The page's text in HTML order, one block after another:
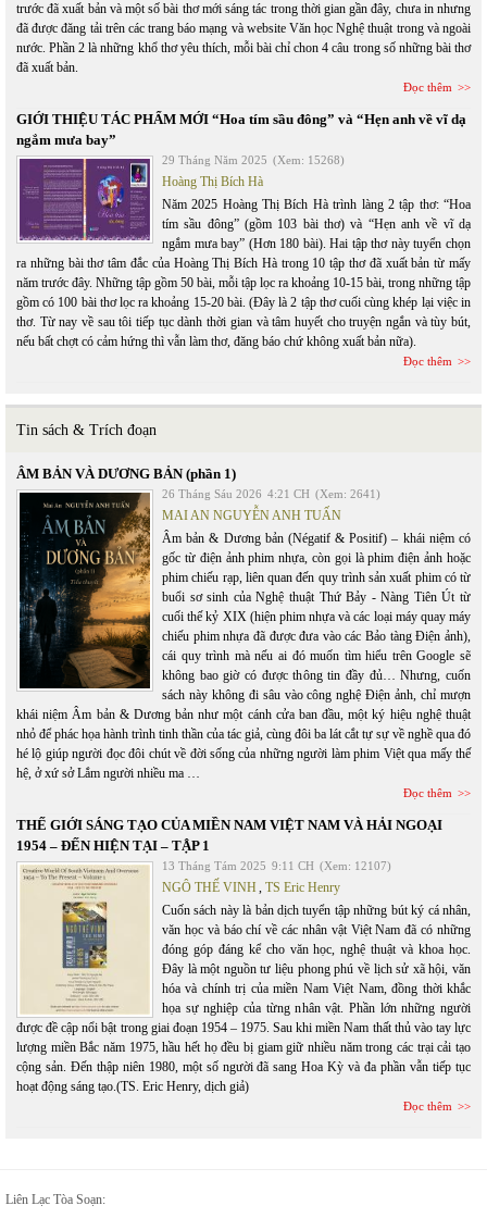
trước đã xuất bản và một số bài thơ mới sáng tác trong thời gian gần đây, chưa in nhưng
đã được đăng tải trên các trang báo mạng và website Văn học Nghệ thuật trong và ngoài
nước. Phần 2 là những khổ thơ yêu thích, mỗi bài chỉ chon 4 câu trong số những bài thơ
đã xuất bản.
Đọc thêm
GIỚI THIỆU TÁC PHẨM MỚI “Hoa tím sầu đông” và “Hẹn anh về vĩ dạ
ngắm mưa bay”
29 Tháng Năm 2025 (Xem: 15268)
Hoàng Thị Bích Hà
Năm 2025 Hoàng Thị Bích Hà trình làng 2 tập thơ: “Hoa
tím sầu đông” (gồm 103 bài thơ) và “Hẹn anh về vĩ dạ
ngắm mưa bay” (Hơn 180 bài). Hai tập thơ này tuyển chọn
ra những bài thơ tâm đắc của Hoàng Thị Bích Hà trong 10 tập thơ đã xuất bản từ mấy
năm trước đây. Những tập gồm 50 bài, mỗi tập lọc ra khoảng 10-15 bài, trong những tập
gồm có 100 bài thơ lọc ra khoảng 15-20 bài. (Đây là 2 tập thơ cuối cùng khép lại việc in
thơ. Từ nay về sau tôi tiếp tục dành thời gian và tâm huyết cho truyện ngắn và tùy bút,
nếu bất chợt có cảm hứng thì vẫn làm thơ, đăng báo chứ không xuất bản nữa).
Đọc thêm
Tin sách & Trích đoạn
ÂM BẢN VÀ DƯƠNG BẢN (phần 1)
26 Tháng Sáu 2026 4:21 CH (Xem: 2641)
MAI AN NGUYỄN ANH TUẤN
Âm bản & Dương bản (Négatif & Positif) – khái niệm có
gốc từ điện ảnh phim nhựa, còn gọi là phim điện ảnh hoặc
phim chiếu rạp, liên quan đến quy trình sản xuất phim có từ
buổi sơ sinh của Nghệ thuật Thứ Bảy - Nàng Tiên Út từ
cuối thế kỷ XIX (hiện phim nhựa và các loại máy quay máy
chiếu phim nhựa đã được đưa vào các Bảo tàng Điện ảnh),
cái quy trình mà nếu ai đó muốn tìm hiểu trên Google sẽ
không bao giờ có được thông tin đầy đủ… Nhưng, cuốn
sách này không đi sâu vào công nghệ Điện ảnh, chỉ mượn
khái niệm Âm bản & Dương bản như một cánh cửa ban đầu, một ký hiệu nghệ thuật
nhỏ để phác họa hành trình tinh thần của tác giả, cùng đôi ba lát cắt tự sự về nghề qua đó
hé lộ giúp người đọc đôi chút về đời sống của những người làm phim Việt qua mấy thế
hệ, ở xứ sở Lắm người nhiều ma …
Đọc thêm
THẾ GIỚI SÁNG TẠO CỦA MIỀN NAM VIỆT NAM VÀ HẢI NGOẠI
1954 – ĐẾN HIỆN TẠI – TẬP 1
13 Tháng Tám 2025 9:11 CH (Xem: 12107)
NGÔ THẾ VINH, TS Eric Henry
Cuốn sách này là bản dịch tuyển tập những bút ký cá nhân,
văn học và báo chí về các nhân vật Việt Nam đã có những
đóng góp đáng kể cho văn học, nghệ thuật và khoa học.
Đây là một nguồn tư liệu phong phú về lịch sử xã hội, văn
hóa và chính trị của miền Nam Việt Nam, đồng thời khắc
họa sự nghiệp của từng nhân vật. Phần lớn những người
được đề cập nổi bật trong giai đoạn 1954 – 1975. Sau khi miền Nam thất thủ vào tay lực
lượng miền Bắc năm 1975, hầu hết họ đều bị giam giữ nhiều năm trong các trại cải tạo
cộng sản. Đến thập niên 1980, một số người đã sang Hoa Kỳ và đa phần vẫn tiếp tục
hoạt động sáng tạo.(TS. Eric Henry, dịch giả)
Đọc thêm
Liên Lạc Tòa Soạn: